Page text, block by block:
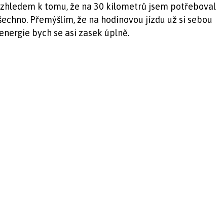
k tomu, že na 30 kilometrů jsem potřeboval
Přemýšlím, že na hodinovou jízdu už si sebou
bych se asi zasek úplně.